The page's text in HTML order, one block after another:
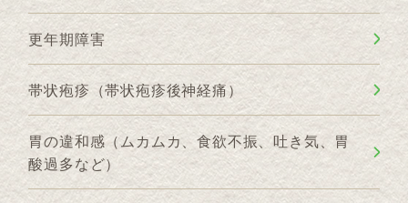
更年期障害
帯状疱疹（帯状疱疹後神経痛）
胃の違和感（ムカムカ、食欲不振、吐き気、胃
酸過多など）